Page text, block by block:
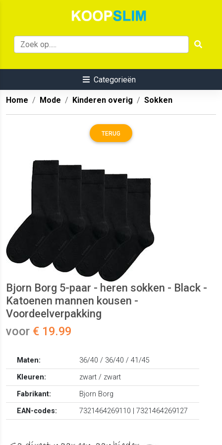
Categorieën
Home Mode Kinderen overig Sokken
TERUG
Bjorn Borg 5-paar - heren sokken - Black -
Katoenen mannen kousen -
Voordeelverpakking
voor € 19.99
Maten:
36/40 / 36/40 / 41/45
Kleuren:
zwart / zwart
Fabrikant:
Bjorn Borg
EAN-codes:
7321464269110 | 7321464269127